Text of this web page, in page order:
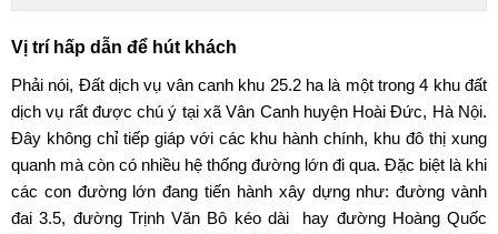
Vị trí hấp dẫn để hút khách
Phải nói, Đất dịch vụ vân canh khu 25.2 ha là một trong 4 khu đất
dịch vụ rất được chú ý tại xã Vân Canh huyện Hoài Đức, Hà Nội.
Đây không chỉ tiếp giáp với các khu hành chính, khu đô thị xung
quanh mà còn có nhiều hệ thống đường lớn đi qua. Đặc biệt là khi
các con đường lớn đang tiến hành xây dựng như: đường vành
đai 3.5, đường Trịnh Văn Bô kéo dài hay đường Hoàng Quốc